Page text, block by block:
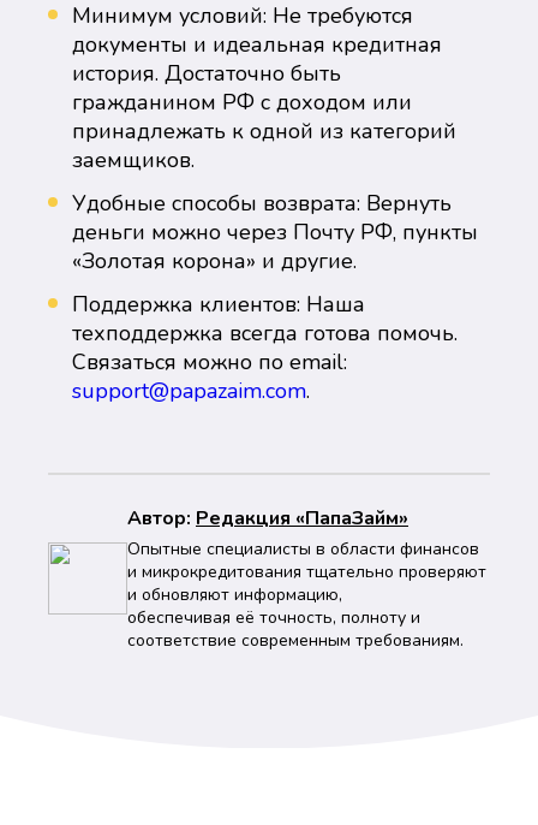
Минимум условий: Не требуются
документы и идеальная кредитная
история. Достаточно быть
гражданином РФ с доходом или
принадлежать к одной из категорий
заемщиков.
Удобные способы возврата: Вернуть
деньги можно через Почту РФ, пункты
«Золотая корона» и другие.
Поддержка клиентов: Наша
техподдержка всегда готова помочь.
Связаться можно по email:
support@papazaim.com.
Автор: Peдaкция «ПапаЗайм»
Опытные специалисты в области финансов
и микрокредитования тщательно проверяют
и обновляют информацию,
обеспечивая её точность, полноту и
соответствие современным требованиям.